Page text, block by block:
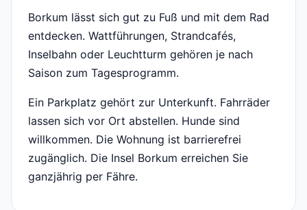
Borkum lässt sich gut zu Fuß und mit dem Rad
entdecken. Wattführungen, Strandcafés,
Inselbahn oder Leuchtturm gehören je nach
Saison zum Tagesprogramm.
Ein Parkplatz gehört zur Unterkunft. Fahrräder
lassen sich vor Ort abstellen. Hunde sind
willkommen. Die Wohnung ist barrierefrei
zugänglich. Die Insel Borkum erreichen Sie
ganzjährig per Fähre.